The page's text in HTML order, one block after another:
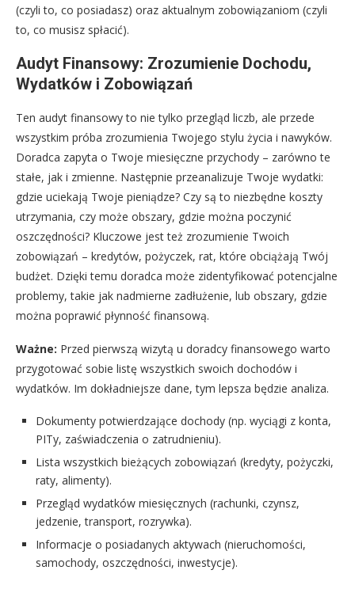
(czyli to, co posiadasz) oraz aktualnym zobowiązaniom (czyli
to, co musisz spłacić).
Audyt Finansowy: Zrozumienie Dochodu,
Wydatków i Zobowiązań
Ten audyt finansowy to nie tylko przegląd liczb, ale przede
wszystkim próba zrozumienia Twojego stylu życia i nawyków.
Doradca zapyta o Twoje miesięczne przychody – zarówno te
stałe, jak i zmienne. Następnie przeanalizuje Twoje wydatki:
gdzie uciekają Twoje pieniądze? Czy są to niezbędne koszty
utrzymania, czy może obszary, gdzie można poczynić
oszczędności? Kluczowe jest też zrozumienie Twoich
zobowiązań – kredytów, pożyczek, rat, które obciążają Twój
budżet. Dzięki temu doradca może zidentyfikować potencjalne
problemy, takie jak nadmierne zadłużenie, lub obszary, gdzie
można poprawić płynność finansową.
Ważne: Przed pierwszą wizytą u doradcy finansowego warto
przygotować sobie listę wszystkich swoich dochodów i
wydatków. Im dokładniejsze dane, tym lepsza będzie analiza.
Dokumenty potwierdzające dochody (np. wyciągi z konta,
PITy, zaświadczenia o zatrudnieniu).
Lista wszystkich bieżących zobowiązań (kredyty, pożyczki,
raty, alimenty).
Przegląd wydatków miesięcznych (rachunki, czynsz,
jedzenie, transport, rozrywka).
Informacje o posiadanych aktywach (nieruchomości,
samochody, oszczędności, inwestycje).